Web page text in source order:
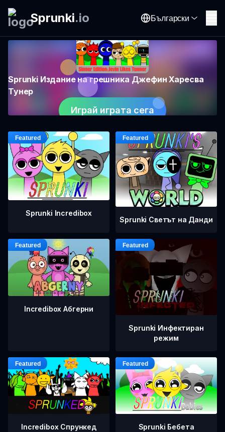
Sprunki.io Български
Sprunki Издание на грешника Джефин Харесва
Тунер
Играй играта сега
Sprunki Incredibox
Sprunki Светът на Данди
Incredibox Абгерни
Sprunki Инфектиран
режим
Incredibox Спрункед Sprunki Бебета